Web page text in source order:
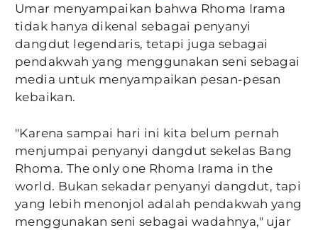
Umar menyampaikan bahwa Rhoma Irama
tidak hanya dikenal sebagai penyanyi
dangdut legendaris, tetapi juga sebagai
pendakwah yang menggunakan seni sebagai
media untuk menyampaikan pesan-pesan
kebaikan.
"Karena sampai hari ini kita belum pernah
menjumpai penyanyi dangdut sekelas Bang
Rhoma. The only one Rhoma Irama in the
world. Bukan sekadar penyanyi dangdut, tapi
yang lebih menonjol adalah pendakwah yang
menggunakan seni sebagai wadahnya," ujar